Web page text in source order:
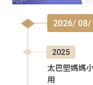
2026/ 08/
2025
太巴塱媽媽
用